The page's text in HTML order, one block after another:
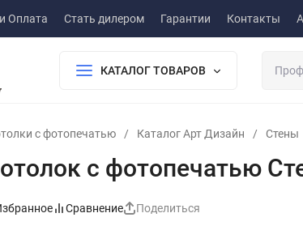
Оплата Стать дилером Гарантии Контакты
КАТАЛОГ ТОВАРОВ
с фотопечатью / Каталог Арт Дизайн / Стены
с фотопечатью
Сравнение Поделиться